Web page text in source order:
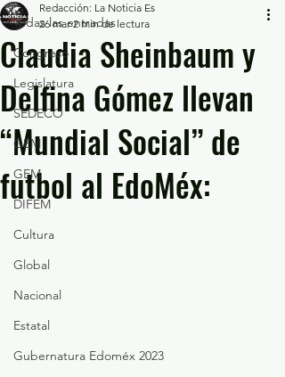
Todas las entradas
Congreso
Legislatura
SEDECO
GEM
GEM
DIFEM
Cultura
Global
Nacional
Estatal
Gubernatura Edoméx 2023
Claudia Sheinbaum y
Delfina Gómez llevan
“Mundial Social” de
futbol al EdoMéx:
Redacción: La Noticia Es
26 mar 2 min de lectura